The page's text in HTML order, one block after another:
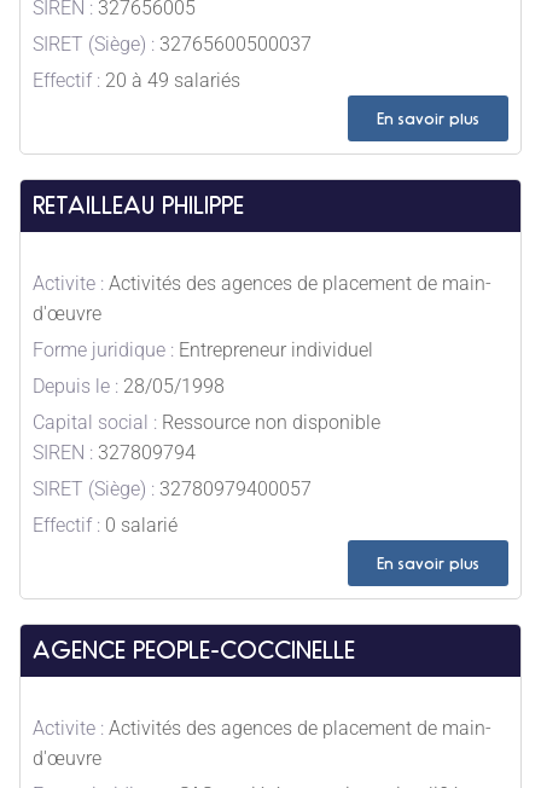
SIREN : 327656005
SIRET (Siège) : 32765600500037
Effectif : 20 à 49 salariés
En savoir plus
RETAILLEAU PHILIPPE
Activite : Activités des agences de placement de main-
d'œuvre
Forme juridique : Entrepreneur individuel
Depuis le : 28/05/1998
Capital social : Ressource non disponible
SIREN : 327809794
SIRET (Siège) : 32780979400057
Effectif : 0 salarié
En savoir plus
AGENCE PEOPLE-COCCINELLE
Activite : Activités des agences de placement de main-
d'œuvre